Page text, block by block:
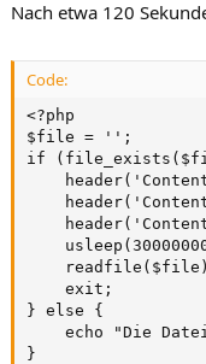
Nach etwa 120
Code:
<?php
$file = '';
if
    exit;
} else {
echo "Die
}